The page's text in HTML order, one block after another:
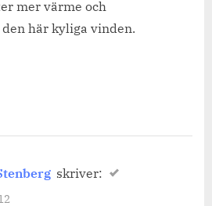
mer värme och
här kyliga vinden.
skriver: